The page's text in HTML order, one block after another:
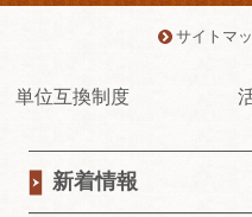
サイトマ
単位互換制度
新着情報